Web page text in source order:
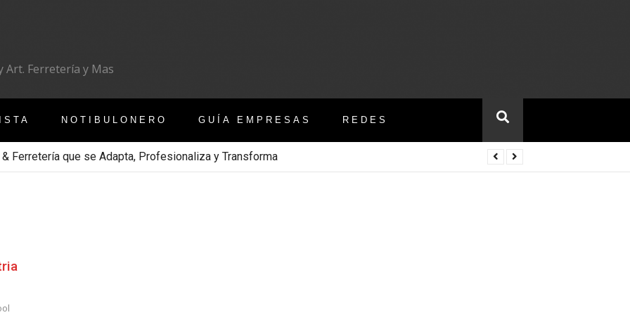
Art. Ferretería y Mas
NOTIBULONERO GUÍA EMPRESAS REDES
Ferretería que se Adapta, Profesionaliza y Transforma